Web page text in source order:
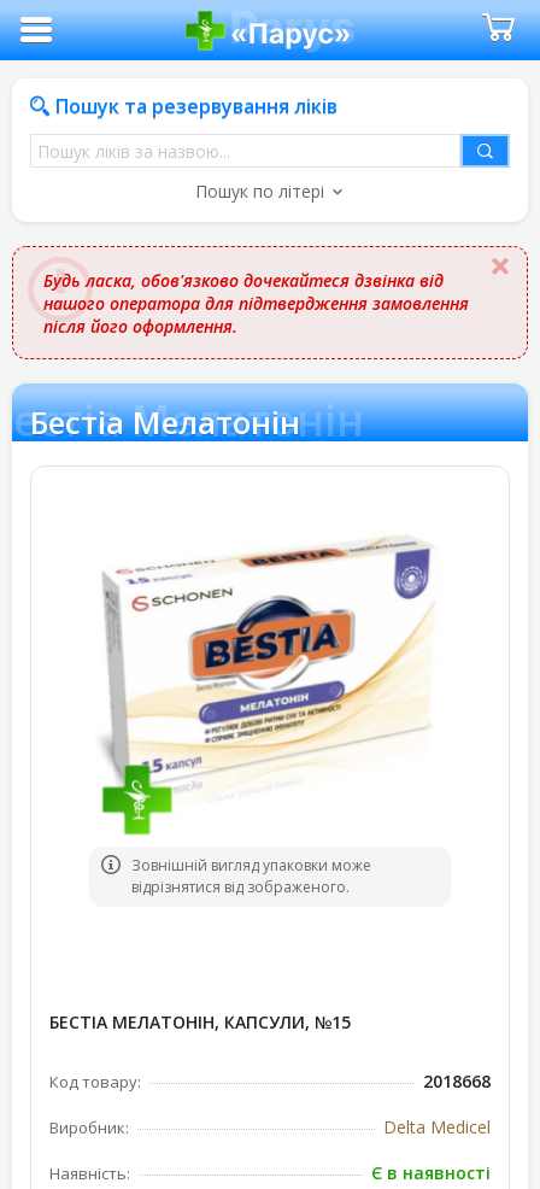
Пошук та резервування ліків
Пошук
ліків
назвою
Пошук по літері
Будь ласка, обов'язково дочекайтеся дзвінка від
нашого оператора для підтвердження замовлення
після його оформлення.
Мелатонін
Бестіа Мелатонін
Зовнішній вигляд упаковки може
відрізнятися від зображеного.
БЕСТІА МЕЛАТОНІН, КАПСУЛИ, №15
Код товару: 2018668
Виробник: Delta Medicel
Наявність:
Є в наявності